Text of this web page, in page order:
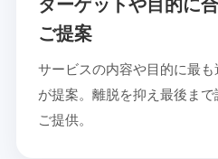
ターゲットや目的に
ご提案
サービスの内容や目的に最
が提案。離脱を抑え最後ま
ご提供。